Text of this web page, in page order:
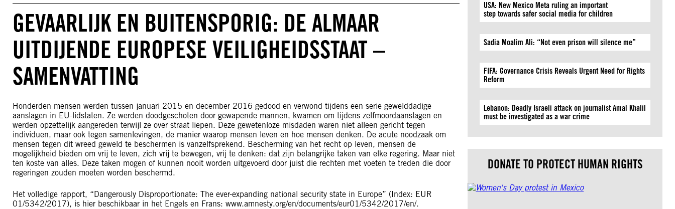
GEVAARLIJK EN BUITENSPORIG: DE ALMAAR
UITDIJENDE EUROPESE VEILIGHEIDSSTAAT –
SAMENVATTING
Honderden mensen werden tussen januari 2015 en december 2016 gedood en verwond tijdens een serie gewelddadige
aanslagen in EU-lidstaten. Ze werden doodgeschoten door gewapende mannen, kwamen om tijdens zelfmoordaanslagen en
werden opzettelijk aangereden terwijl ze over straat liepen. Deze gewetenloze misdaden waren niet alleen gericht tegen
individuen, maar ook tegen samenlevingen, de manier waarop mensen leven en hoe mensen denken. De acute noodzaak om
mensen tegen dit wreed geweld te beschermen is vanzelfsprekend. Bescherming van het recht op leven, mensen de
mogelijkheid bieden om vrij te leven, zich vrij te bewegen, vrij te denken: dat zijn belangrijke taken van elke regering. Maar niet
ten koste van alles. Deze taken mogen of kunnen nooit worden uitgevoerd door juist die rechten met voeten te treden die door
regeringen zouden moeten worden beschermd.
Het volledige rapport, “Dangerously Disproportionate: The ever-expanding national security state in Europe” (Index: EUR
01/5342/2017), is hier beschikbaar in het Engels en Frans: www.amnesty.org/en/documents/eur01/5342/2017/en/.
USA: New Mexico Meta ruling an important
step towards safer social media for children
Sadia Moalim Ali: “Not even prison will silence me”
FIFA: Governance Crisis Reveals Urgent Need for Rights
Reform
Lebanon: Deadly Israeli attack on journalist Amal Khalil
must be investigated as a war crime
DONATE TO PROTECT HUMAN RIGHTS